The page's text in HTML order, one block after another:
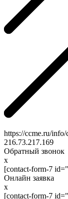
https://ccme.ru/
216.73.217.169
Обратный звонок
x
[contact-form-7
Онлайн заявка
x
[contact-form-7